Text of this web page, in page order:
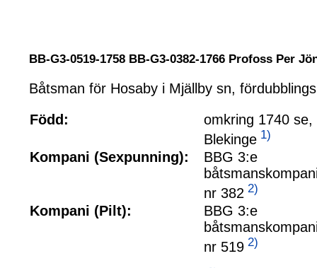
BB-G3-0519-1758 BB-G3-0382-1766 Profoss Per
Båtsman för Hosaby i Mjällby sn,
Född:
omkring 1740 se,
Blekinge 1)
Kompani (Sexpunning):
BBG 3:e
nr 382 2)
Kompani (Pilt):
BBG 3:e
nr 519 2)